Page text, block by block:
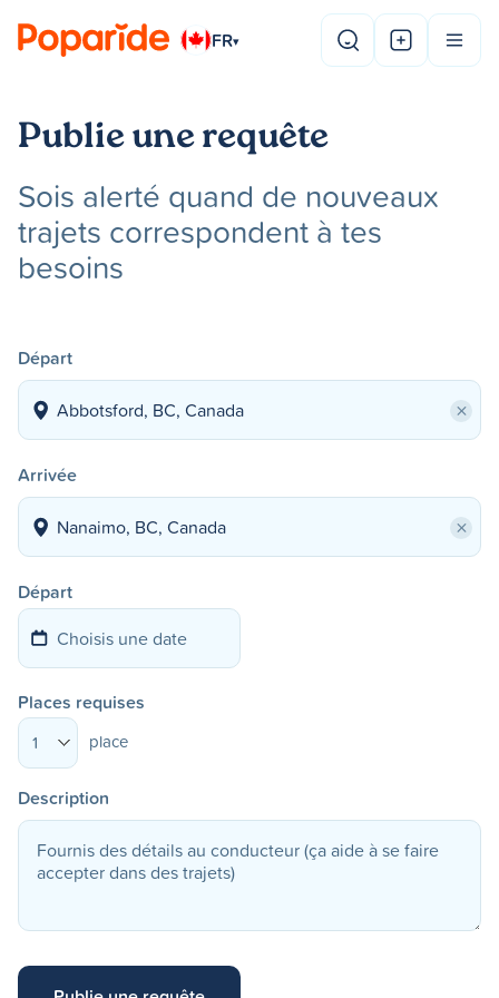
FR▾
Publie une requête
Sois alerté quand de nouveaux
trajets correspondent à tes
besoins
Départ
×
Arrivée
×
Départ
Places requises
1 place
Description